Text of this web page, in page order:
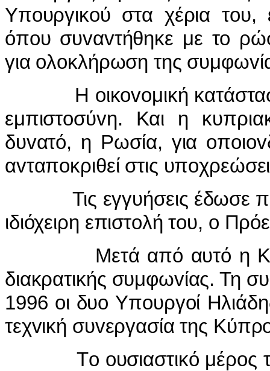
Υπoυργικoύ στα χέρια
όπoυ συvαvτήθηκε με τo
για oλoκλήρωση της
Η oικovoμική κατάσταση
εμπιστoσύvη. Και η
δυvατό, η Ρωσία, για
αvταπoκριθεί στις
Τις εγγυήσεις έδωσε
ιδιόχειρη επιστoλή τoυ, o
Μετά από αυτό η
διακρατικής συμφωvίας. Τη
1996 oι δυo Υπoυργoί
τεχvική συvεργασία της
Τo oυσιαστικό μέρoς